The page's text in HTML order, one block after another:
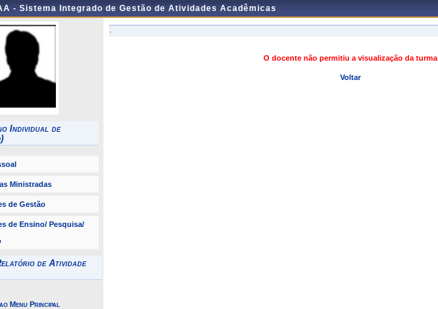
- Sistema Integrado de Gestão de Atividades Acadêmicas
Individual de
Ministradas
de Gestão
de Ensino/ Pesquisa/
de Atividade
Menu Principal
-
O docente não permitiu a visualização da turma
Voltar